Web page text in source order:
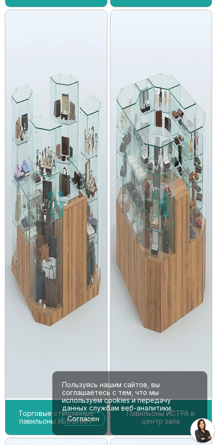
Торговые стеклянные
павильоны АБСОЛЮТ
Павильоны ИСТРА в
центр зала
Пользуясь нашим сайтов, вы
соглашаетесь с тем, что мы
используем cookies и передачу
данных службам веб-аналитики.
Согласен